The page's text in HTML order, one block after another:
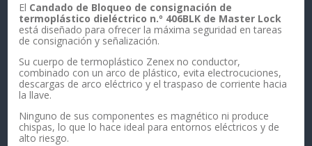
El Candado de Bloqueo de consignación de
termoplástico dieléctrico n.º 406BLK de Master Lock
está diseñado para ofrecer la máxima seguridad en tareas
de consignación y señalización.
Su cuerpo de termoplástico Zenex no conductor,
combinado con un arco de plástico, evita electrocuciones,
descargas de arco eléctrico y el traspaso de corriente hacia
la llave.
Ninguno de sus componentes es magnético ni produce
chispas, lo que lo hace ideal para entornos eléctricos y de
alto riesgo.